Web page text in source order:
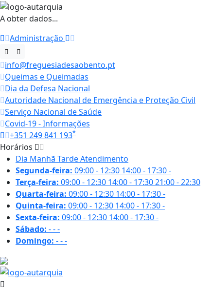
A obter dados...
Administração
info@freguesiadesaobento.pt
Queimas e Queimadas
Dia da Defesa Nacional
Autoridade Nacional de Emergência e Proteção Civil
Serviço Nacional de Saúde
Covid-19 - Informações
+351 249 841 193*
Horários
Dia Manhã TardeAtendimento
Segunda-feira: 09:00 - 12:30 14:00 - 17:30-
Terça-feira: 09:00 - 12:30 14:00 - 17:3021:00 - 22:30
Quarta-feira: 09:00 - 12:30 14:00 - 17:30-
Quinta-feira: 09:00 - 12:30 14:00 - 17:30-
Sexta-feira: 09:00 - 12:30 14:00 - 17:30-
Sábado: ---
Domingo: ---